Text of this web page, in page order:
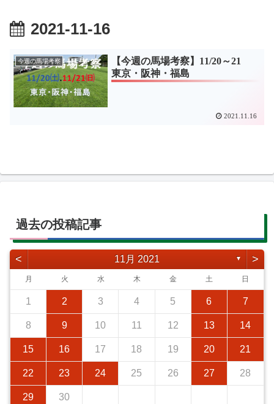
2021-11-16
今週の馬場考察
【今週の馬場考察】11/20～21
東京・阪神・福島
2021.11.16
過去の投稿記事
< 11月 2021 ▼ >
月 火 水 木 金 土 日
1 2 3 4 5 6 7
8 9 10 11 12 13 14
15 16 17 18 19 20 21
22 23 24 25 26 27 28
29 30